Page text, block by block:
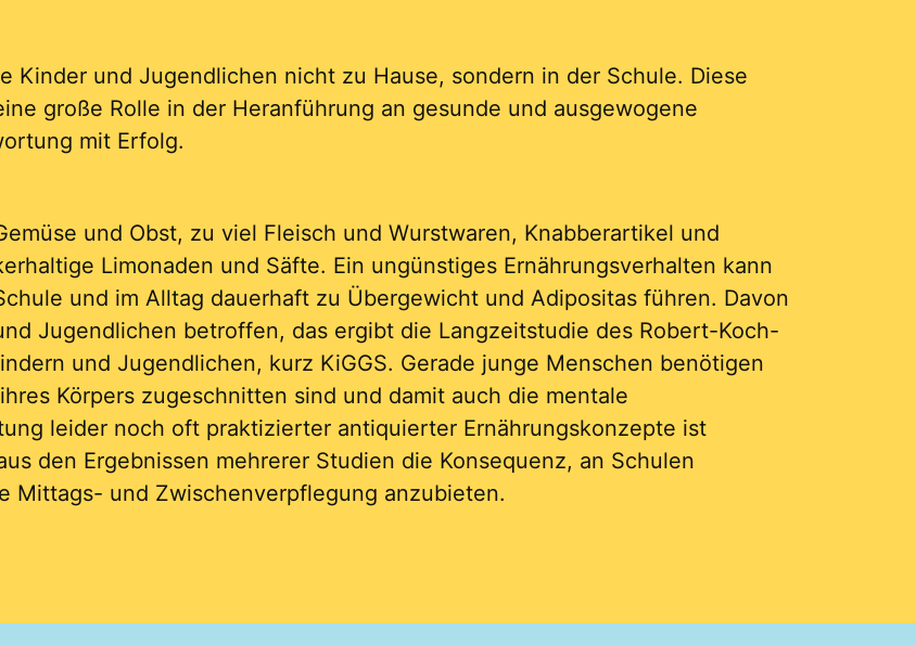
Kinder und Jugendlichen nicht zu Hause, sondern in der Schule. Diese
große Rolle in der Heranführung an gesunde und ausgewogene
mit Erfolg.
und Obst, zu viel Fleisch und Wurstwaren, Knabberartikel und
Limonaden und Säfte. Ein ungünstiges Ernährungsverhalten kann
und im Alltag dauerhaft zu Übergewicht und Adipositas führen. Davon
Jugendlichen betroffen, das ergibt die Langzeitstudie des Robert-Koch-
und Jugendlichen, kurz KiGGS. Gerade junge Menschen benötigen
Körpers zugeschnitten sind und damit auch die mentale
leider noch oft praktizierter antiquierter Ernährungskonzepte ist
den Ergebnissen mehrerer Studien die Konsequenz, an Schulen
Mittags- und Zwischenverpflegung anzubieten.